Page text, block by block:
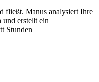
fließt. Manus analysiert Ihre
und erstellt ein
Stunden.